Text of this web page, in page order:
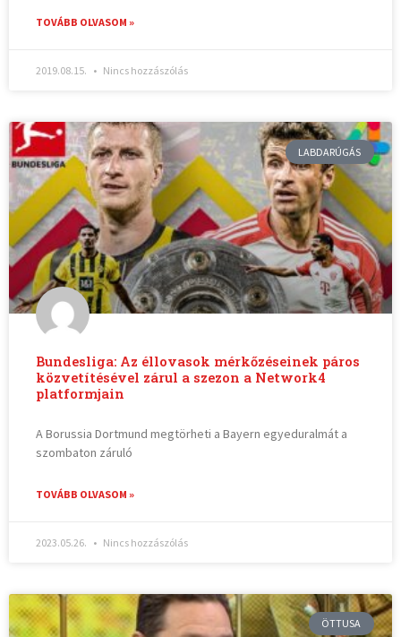
TOVÁBB OLVASOM »
2019.08.15. Nincs hozzászólás
LABDARÚGÁS
Bundesliga: Az éllovasok mérkőzéseinek páros
közvetítésével zárul a szezon a Network4
platformjain
A Borussia Dortmund megtörheti a Bayern egyeduralmát a
szombaton záruló
TOVÁBB OLVASOM »
2023.05.26. Nincs hozzászólás
ÖTTUSA